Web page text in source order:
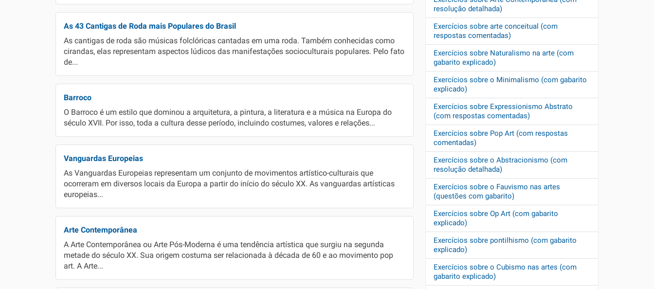
As 43 Cantigas de Roda mais Populares do Brasil
As cantigas de roda são músicas folclóricas cantadas em uma roda. Também conhecidas como
cirandas, elas representam aspectos lúdicos das manifestações socioculturais populares. Pelo fato
de...
Barroco
O Barroco é um estilo que dominou a arquitetura, a pintura, a literatura e a música na Europa do
século XVII. Por isso, toda a cultura desse período, incluindo costumes, valores e relações...
Vanguardas Europeias
As Vanguardas Europeias representam um conjunto de movimentos artístico-culturais que
ocorreram em diversos locais da Europa a partir do início do século XX. As vanguardas artísticas
europeias...
Arte Contemporânea
A Arte Contemporânea ou Arte Pós-Moderna é uma tendência artística que surgiu na segunda
metade do século XX. Sua origem costuma ser relacionada à década de 60 e ao movimento pop
art. A Arte...
resolução detalhada)
Exercícios sobre arte conceitual (com
respostas comentadas)
Exercícios sobre Naturalismo na arte (com
gabarito explicado)
Exercícios sobre o Minimalismo (com gabarito
explicado)
Exercícios sobre Expressionismo Abstrato
(com respostas comentadas)
Exercícios sobre Pop Art (com respostas
comentadas)
Exercícios sobre o Abstracionismo (com
resolução detalhada)
Exercícios sobre o Fauvismo nas artes
(questões com gabarito)
Exercícios sobre Op Art (com gabarito
explicado)
Exercícios sobre pontilhismo (com gabarito
explicado)
Exercícios sobre o Cubismo nas artes (com
gabarito explicado)